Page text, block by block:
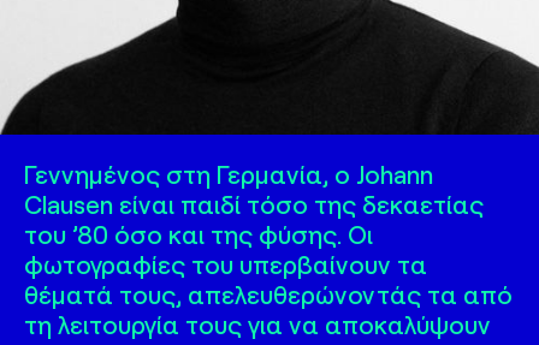
Γεννημένος στη Γερμανία, ο Johann
Clausen είναι παιδί τόσο της δεκαετίας
του ’80 όσο και της φύσης. Οι
φωτογραφίες του υπερβαίνουν τα
θέματά τους, απελευθερώνοντάς τα από
τη λειτουργία τους για να αποκαλύψουν